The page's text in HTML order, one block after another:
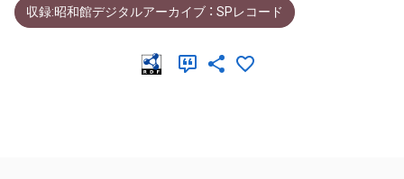
収録:昭和館デジタルアーカイブ ： SPレコード